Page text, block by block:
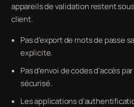
appareils de validation restent
client.
Pas d'export de mots de passe
explicite.
Pas d'envoi de codes d'accès
sécurisé.
Les applications